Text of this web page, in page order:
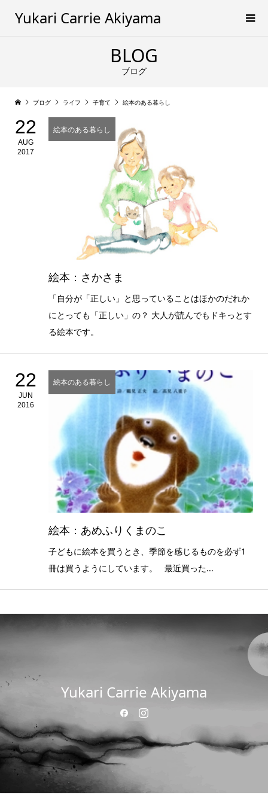
Yukari Carrie Akiyama
BLOG
ブログ
ブログ ライフ 子育て 絵本のある暮らし
22
AUG
2017
絵本のある暮らし
絵本：さかさま
「自分が「正しい」と思っていることはほかのだれか
にとっても「正しい」の？ 大人が読んでもドキっとす
る絵本です。
22
JUN
2016
絵本のある暮らし
絵本：あめふりくまのこ
子どもに絵本を買うとき、季節を感じるものを必ず1
冊は買うようにしています。 最近買った...
Yukari Carrie Akiyama